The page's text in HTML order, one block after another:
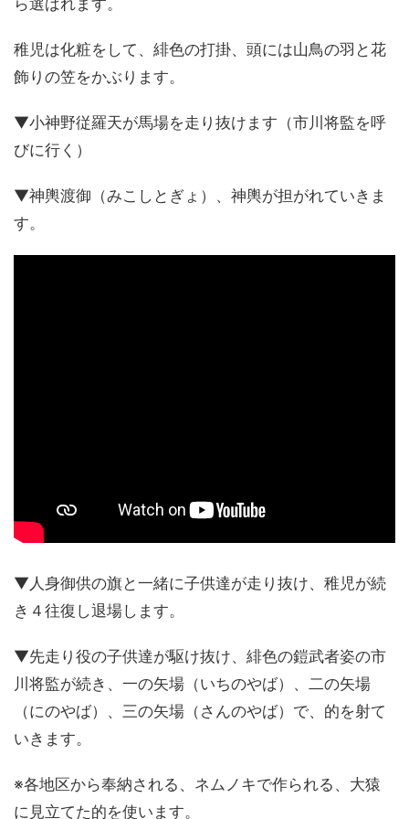
ら選ばれます。
稚児は化粧をして、緋色の打掛、頭には山鳥の羽と花
飾りの笠をかぶります。
▼小神野従羅天が馬場を走り抜けます（市川将監を呼
びに行く）
▼神輿渡御（みこしとぎょ）、神輿が担がれていきま
す。
▼人身御供の旗と一緒に子供達が走り抜け、稚児が続
き４往復し退場します。
▼先走り役の子供達が駆け抜け、緋色の鎧武者姿の市
川将監が続き、一の矢場（いちのやば）、二の矢場
（にのやば）、三の矢場（さんのやば）で、的を射て
いきます。
※各地区から奉納される、ネムノキで作られる、大猿
に見立てた的を使います。